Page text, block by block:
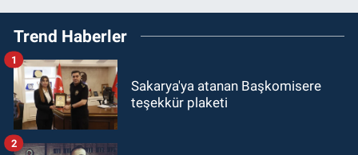
Trend Haberler
Sakarya'ya atanan Başkomisere
teşekkür plaketi
1
2